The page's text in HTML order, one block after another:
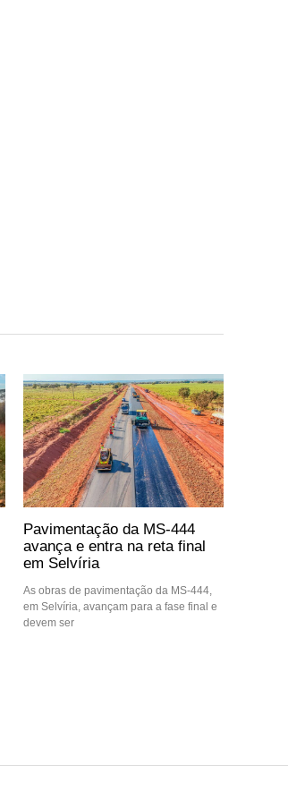
Pavimentação da MS-444
avança e entra na reta final
em Selvíria
As obras de pavimentação da MS-444,
em Selvíria, avançam para a fase final e
devem ser